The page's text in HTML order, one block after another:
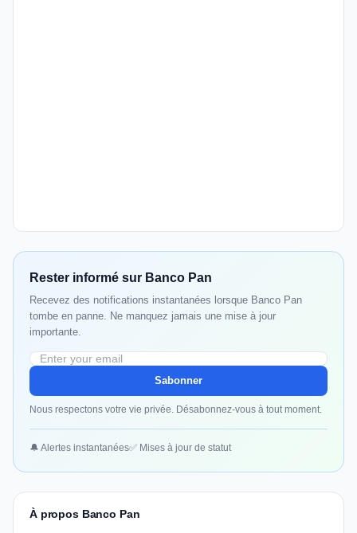
Rester informé sur Banco Pan
Recevez des notifications instantanées lorsque Banco Pan
tombe en panne. Ne manquez jamais une mise à jour
importante.
Sabonner
Nous respectons votre vie privée. Désabonnez-vous à tout moment.
🔔 Alertes instantanées✅ Mises à jour de statut
À propos Banco Pan